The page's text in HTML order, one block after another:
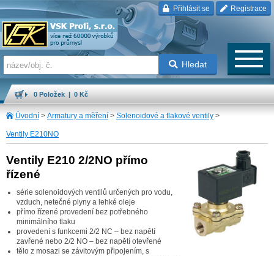
Přihlásit se Registrace
Hledat
0 Položek | 0 Kč
Úvodní > Armatury a měření > Solenoidové a tlakové ventily >
Ventily E210NO
Ventily E210 2/2NO přímo
řízené
série solenoidových ventilů určených pro vodu,
vzduch, netečné plyny a lehké oleje
přímo řízené provedení bez potřebného
minimálního tlaku
provedení s funkcemi 2/2 NC – bez napětí
zavřené nebo 2/2 NO – bez napětí otevřené
tělo z mosazi se závitovým připojením, s